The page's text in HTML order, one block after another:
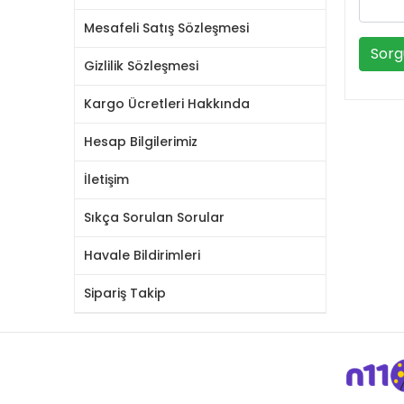
Mesafeli Satış Sözleşmesi
Gizlilik Sözleşmesi
Kargo Ücretleri Hakkında
Hesap Bilgilerimiz
İletişim
Sıkça Sorulan Sorular
Havale Bildirimleri
Sipariş Takip